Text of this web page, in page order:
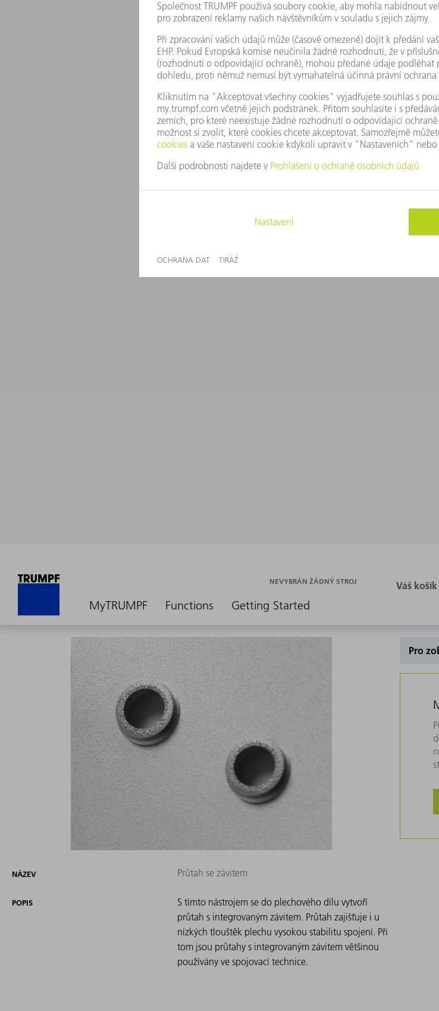
MyTRUMPF Functions Getting Started
NEVYBRÁN ŽÁDNÝ STROJ
NÁZEV Průtah se závitem
POPIS
S tímto nástrojem se do plechového dílu vytvoří
průtah s integrovaným závitem. Průtah zajišťuje i u
nízkých tlouštěk plechu vysokou stabilitu spojení. Při
tom jsou průtahy s integrovaným závitem většinou
používány ve spojovací technice.
Pro